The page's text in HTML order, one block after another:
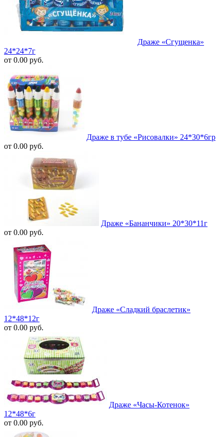
Драже «Сгущенка»
24*24*7г
от 0.00 руб.
Драже в тубе «Рисовалки» 24*30*6гр
от 0.00 руб.
Драже «Бананчики» 20*30*11г
от 0.00 руб.
Драже «Сладкий браслетик»
12*48*12г
от 0.00 руб.
Драже «Часы-Котенок»
12*48*6г
от 0.00 руб.